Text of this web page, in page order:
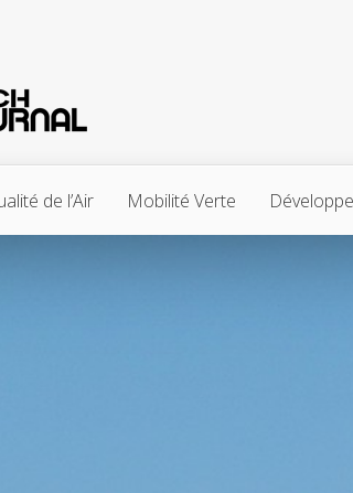
de l’Air Mobilité Verte